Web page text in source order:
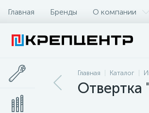
Главная Бренды О компании
Главная Каталог
Отвертка